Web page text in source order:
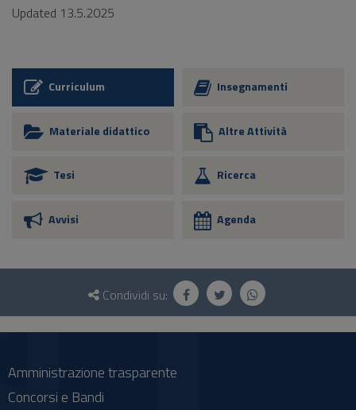
Updated 13.5.2025
Curriculum Insegnamenti
Materiale didattico Altre Attività
Tesi Ricerca
Avvisi Agenda
Questionario
social
Condividi su:
Amministrazione trasparente
Concorsi e Bandi